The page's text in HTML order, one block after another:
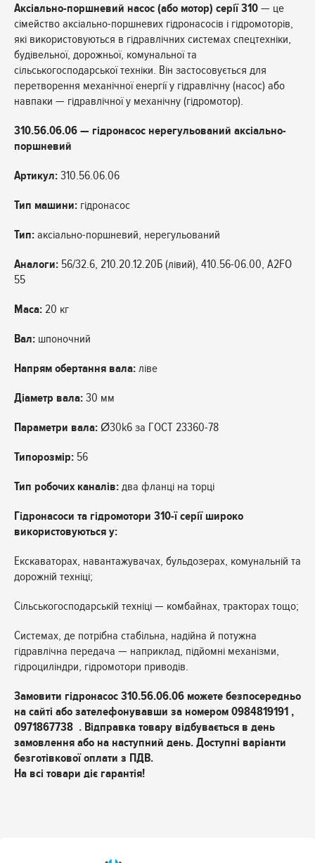
Аксіально-поршневий насос (або мотор) серії 310 — це
сімейство аксіально-поршневих гідронасосів і гідромоторів,
які використовуються в гідравлічних системах спецтехніки,
будівельної, дорожньої, комунальної та
сільськогосподарської техніки. Він застосовується для
перетворення механічної енергії у гідравлічну (насос) або
навпаки — гідравлічної у механічну (гідромотор).
310.56.06.06 — гідронасос нерегульований аксіально-
поршневий
Артикул: 310.56.06.06
Тип машини: гідронасос
Тип: аксіально-поршневий, нерегульований
Аналоги: 56/32.6, 210.20.12.20Б (лівий), 410.56-06.00, A2FO
55
Маса: 20 кг
Вал: шпоночний
Напрям обертання вала: ліве
Діаметр вала: 30 мм
Параметри вала: Ø30k6 за ГОСТ 23360-78
Типорозмір: 56
Тип робочих каналів: два фланці на торці
Гідронасоси та гідромотори 310-ї серії широко
використовуються у:
Екскаваторах, навантажувачах, бульдозерах, комунальній та
дорожній техніці;
Сільськогосподарській техніці — комбайнах, тракторах тощо;
Системах, де потрібна стабільна, надійна й потужна
гідравлічна передача — наприклад, підйомні механізми,
гідроциліндри, гідромотори приводів.
Замовити гідронасос 310.56.06.06 можете безпосередньо
на сайті або зателефонувавши за номером 0984819191 ,
0971867738 . Відправка товару відбувається в день
замовлення або на наступний день. Доступні варіанти
безготівкової оплати з ПДВ.
На всі товари діє гарантія!